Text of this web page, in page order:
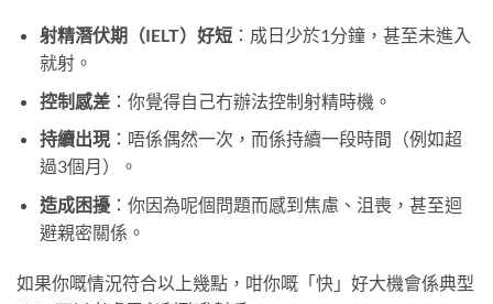
射精潛伏期（IELT）好短：成日少於1分鐘，甚至未進入
就射。
控制感差：你覺得自己冇辦法控制射精時機。
持續出現：唔係偶然一次，而係持續一段時間（例如超
過3個月）。
造成困擾：你因為呢個問題而感到焦慮、沮喪，甚至迴
避親密關係。
如果你嘅情況符合以上幾點，咁你嘅「快」好大機會係典型